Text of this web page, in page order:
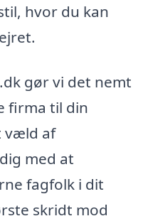
hvor du kan
gør vi det nemt
firma til din
væld af
med at
fagfolk i dit
skridt mod